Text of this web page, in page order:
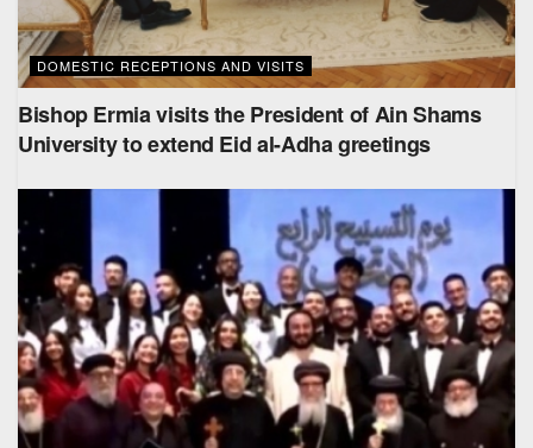
DOMESTIC RECEPTIONS AND VISITS
Bishop Ermia visits the President of Ain Shams
University to extend Eid al-Adha greetings